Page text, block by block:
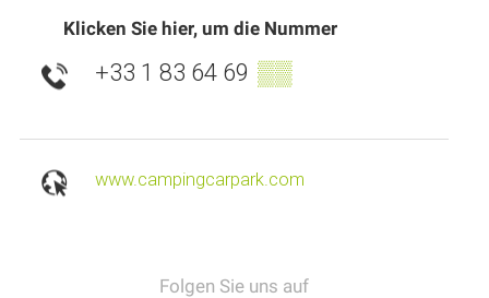
Klicken Sie hier, um die Nummer
+33 1 83 64 69 ▒▒
www.campingcarpark.com
Folgen Sie uns auf